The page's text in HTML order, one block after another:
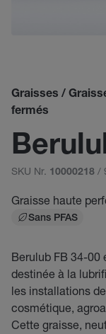
Graisses /
fermés
SKU Nr. 10000218 /
Graisse haute
Sans PFAS
Berulub FB 34-00
destinée à la
les installations
cosmétique,
Cette graisse,